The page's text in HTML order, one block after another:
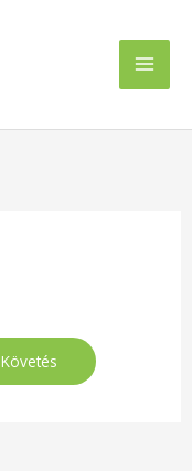
Követés